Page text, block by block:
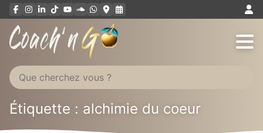
Aller
au
Étiquette : alchimie du coeur